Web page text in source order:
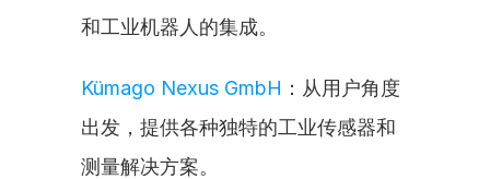
和工业机器人的集成。
Kümago Nexus GmbH ：从用户角度
出发，提供各种独特的工业传感器和
测量解决方案。